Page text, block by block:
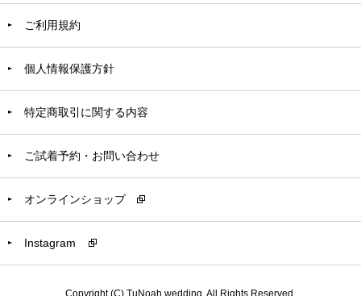
ご利用規約
個人情報保護方針
特定商取引に関する内容
ご試着予約・お問い合わせ
オンラインショップ
Instagram
Copyright (C) TuNoah wedding. All Rights Reserved.